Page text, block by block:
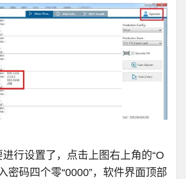
行设置了，点击上图右上角的“O
密码四个零“0000”，软件界面顶部